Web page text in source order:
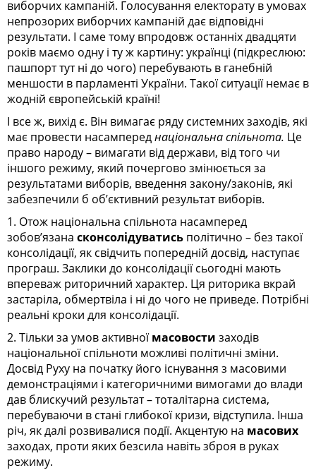
виборчих кампаній. Голосування електорату в умовах
непрозорих виборчих кампаній дає відповідні
результати. І саме тому впродовж останніх двадцяти
років маємо одну і ту ж картину: українці (підкреслюю:
пашпорт тут ні до чого) перебувають в ганебній
меншости в парламенті України. Такої ситуації немає в
жодній європейській країні!
І все ж, вихід є. Він вимагає ряду системних заходів, які
має провести насампереднаціональна спільнота. Це
право народу – вимагати від держави, від того чи
іншого режиму, який почергово змінюється за
результатами виборів, введення закону/законів, які
забезпечили б об’єктивний результат виборів.
1. Отож національна спільнота насамперед
зобов’язана сконсолідуватись політично – без такої
консолідації, як свідчить попередній досвід, наступає
програш. Заклики до консолідації сьогодні мають
впереваж риторичний характер. Ця риторика вкрай
застаріла, обмертвіла і ні до чого не приведе. Потрібні
реальні кроки для консолідації.
2. Тільки за умов активноїмасовости заходів
національної спільноти можливі політичні зміни.
Досвід Руху на початку його існування з масовими
демонстраціями і категоричними вимогами до влади
дав блискучий результат – тоталітарна система,
перебуваючи в стані глибокої кризи, відступила. Інша
річ, як далі розвивалися події. Акцентую на масових
заходах, проти яких безсила навіть зброя в руках
режиму.